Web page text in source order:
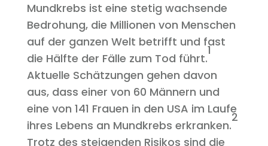
Mundkrebs ist eine stetig wachsende
Bedrohung, die Millionen von Menschen
auf der ganzen Welt betrifft und fast
die Hälfte der Fälle zum Tod führt.
1
Aktuelle Schätzungen gehen davon
aus, dass einer von 60 Männern und
eine von 141 Frauen in den USA im Laufe
ihres Lebens an Mundkrebs erkranken.
2
Trotz des steigenden Risikos sind die